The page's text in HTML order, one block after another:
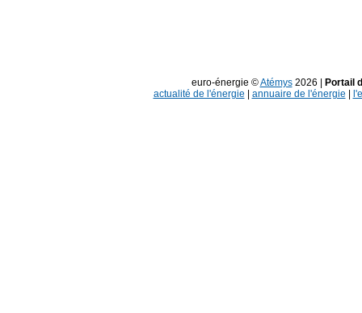
euro-énergie ©Atémys2026 |
Portail
actualité de l'énergie
annuaire de l'énergie